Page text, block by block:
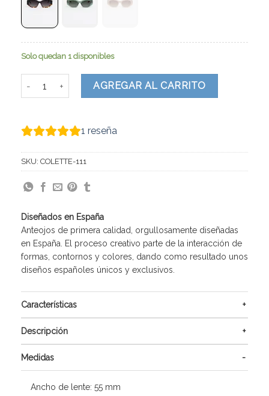
Solo quedan 1 disponibles
AGREGAR AL CARRITO
1 reseña
SKU: COLETTE-111
Diseñados en España
Anteojos de primera calidad, orgullosamente diseñadas
en España. El proceso creativo parte de la interacción de
formas, contornos y colores, dando como resultado unos
diseños españoles únicos y exclusivos.
Características
Descripción
Medidas
Ancho de lente: 55 mm